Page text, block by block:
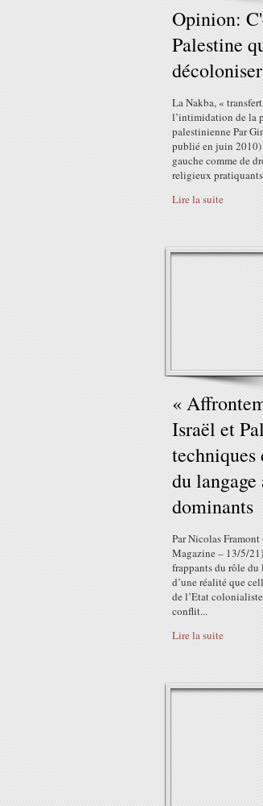
Opinion:
Palestine
décoloniser
La Nakba, «
l’intimidation de la
palestinienne Par
publié en juin 2010)
gauche comme de
religieux
Lire la suite
«
Israël et
du langage
dominants
Par Nicolas Framont
Magazine – 13/5/
frappants du rôle du
d’une réalité que
de l’Etat
conflit...
Lire la suite